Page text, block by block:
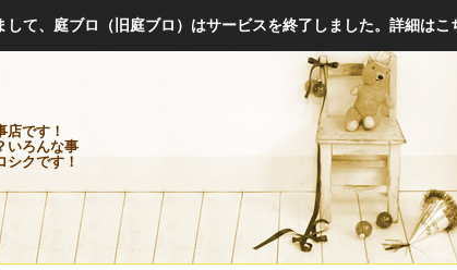
て、庭ブロ（旧庭ブロ）はサービスを終了しました。 詳細はこ
です！
いろんな事
クです！